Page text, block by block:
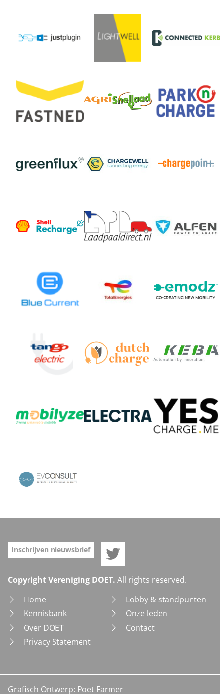
Inschrijven nieuwsbrief
Copyright Vereniging DOET. All rights reserved.
Home
Lobby & standpunten
Kennisbank
Onze leden
Over DOET
Contact
Privacy Statement
Grafisch Ontwerp: Poet Farmer